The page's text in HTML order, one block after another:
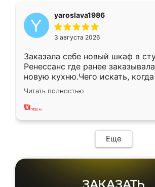
yaroslava1986
3 августа 2026
Заказала себе новый шкаф в
Ренессанс где ранее
новую кухню.Чего искать,
вполне довольна. Служит кухня
два года, нареканий нет.
Читать полностью
Еще